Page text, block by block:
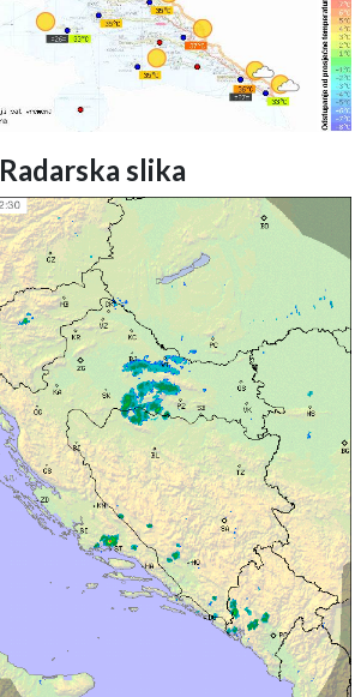
Radarska slika